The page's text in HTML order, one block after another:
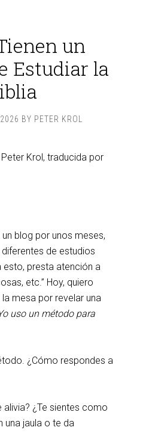
un
Estudiar la
BY PETER KROL
Krol, traducida por
blog por unos meses,
de estudios
esto, presta atención a
etc.” Hoy, quiero
mesa por revelar una
uso un método para
¿Cómo respondes a
¿Te sientes como
una jaula o te da